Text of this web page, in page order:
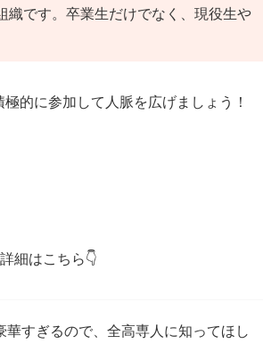
織です。卒業生だけでなく、現役生や
的に参加して人脈を広げましょう！
細はこちら👇
すぎるので、全高専人に知ってほし